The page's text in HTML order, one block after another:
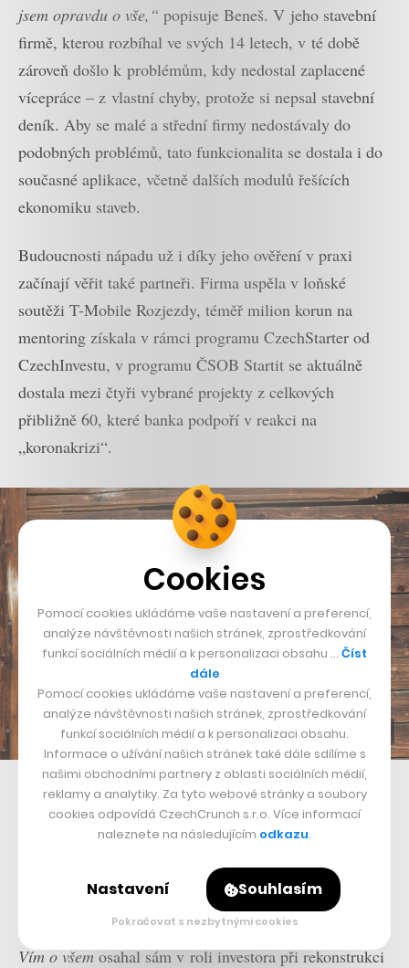
jsem opravdu o vše,“ popisuje Beneš. V jeho stavební
firmě, kterou rozbíhal ve svých 14 letech, v té době
zároveň došlo k problémům, kdy nedostal zaplacené
vícepráce – z vlastní chyby, protože si nepsal stavební
deník. Aby se malé a střední firmy nedostávaly do
podobných problémů, tato funkcionalita se dostala i do
současné aplikace, včetně dalších modulů řešících
ekonomiku staveb.
Budoucnosti nápadu už i díky jeho ověření v praxi
začínají věřit také partneři. Firma uspěla v loňské
soutěži T-Mobile Rozjezdy, téměř milion korun na
mentoring získala v rámci programu CzechStarter od
CzechInvestu, v programu ČSOB Startit se aktuálně
dostala mezi čtyři vybrané projekty z celkových
přibližně 60, které banka podpoří v reakci na
„koronakrizi“.
Josef Beneš se svou firmou teď na digitalizaci stavebnictví získává
miliony
A přidávají se také investoři. Pět milionů korun za
osmiprocentní podíl do firmy vložil podnikatel Jan
Janovský, zakladatel české konopné kosmetiky
Cannaderm, který se pro investici rozhodl poté, co si
Vím o všemosahal sám v roli investora při rekonstrukci
Cookies
Pomocí cookies ukládáme vaše nastavení a preferencí,
analýze návštěvnosti našich stránek, zprostředkování
funkcí sociálních médií a k personalizaci obsahu … Číst
dále
Pomocí cookies ukládáme vaše nastavení a preferencí,
analýze návštěvnosti našich stránek, zprostředkování
funkcí sociálních médií a k personalizaci obsahu.
Informace o užívání našich stránek také dále sdílíme s
našimi obchodními partnery z oblasti sociálních médií,
reklamy a analytiky. Za tyto webové stránky a soubory
cookies odpovídá CzechCrunch s.r.o. Více informací
naleznete na následujícím odkazu.
Nastavení Souhlasím
Pokračovat s nezbytnými cookies